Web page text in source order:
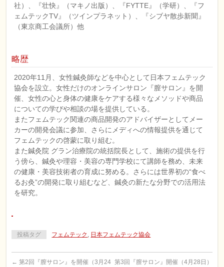
社）、『壮快』（マキノ出版）、『FYTTE』（学研）、『フ
ェムテックTV』（ツインプラネット）、『シブヤ散歩新聞』
（東京商工会議所）他
略歴
2020年11月、女性鍼灸師などを中心として日本フェムテック
協会を設立。女性だけのオンラインサロン『膣サロン』を開
催、女性の心と身体の健康をケアする様々なメソッドや商品
についての学びや相談の場を提供している。
またフェムテック関連の商品開発のアドバイザーとしてメー
カーの開発会議に参加、さらにメディへの情報提供を通じて
フェムテックの啓蒙に取り組む。
また鍼灸院 グラン治療院の統括院長として、施術の提供を行
う傍ら、鍼灸や理容・美容の専門学校にて講師を務め、未来
の健康・美容技術者の育成に努める。さらには世界初の“食べ
るお灸”の開発に取り組むなど、鍼灸の新たな分野での活用法
を研究。
投稿タグ フェムテック , 日本フェムテック協会
← 第2回『膣サロン』を開催（3月24 第3回『膣サロン』開催（4月28日）